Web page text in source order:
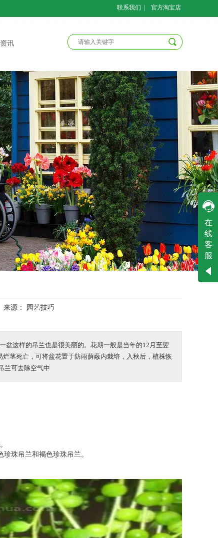
在
线
客
服
客服一
工作时间
周一至周六8:30-
联系我们 官方淘宝店
讯
来源：
园艺技巧
盆这样的吊兰也是很美丽的。花期一般是当年的12月至翌
茎死亡，可将盆花置于防雨荫蔽内栽培，入秋后，植株恢
兰可去除空气中
珠吊兰和褐色珍珠吊兰。